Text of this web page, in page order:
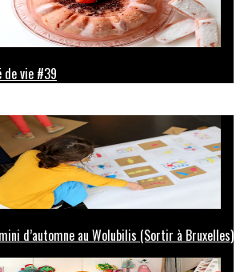
de vie #39
d’automne au Wolubilis (Sortir à Bruxelles)